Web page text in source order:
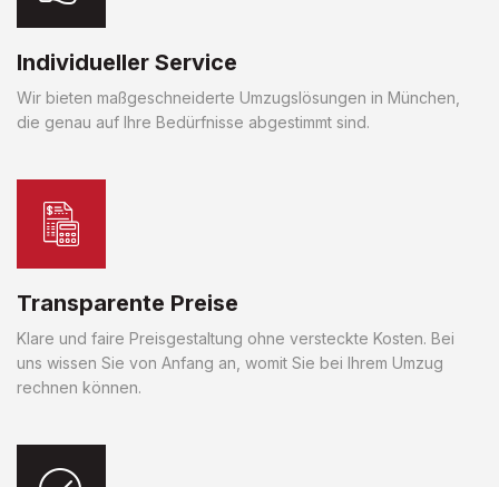
Individueller Service
Wir bieten maßgeschneiderte Umzugslösungen in München,
die genau auf Ihre Bedürfnisse abgestimmt sind.
Transparente Preise
Klare und faire Preisgestaltung ohne versteckte Kosten. Bei
uns wissen Sie von Anfang an, womit Sie bei Ihrem Umzug
rechnen können.